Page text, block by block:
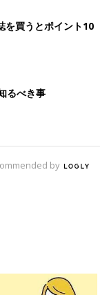
を買うとポイント10
るべき事
by